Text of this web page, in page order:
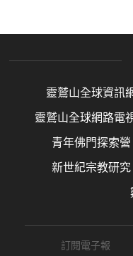
靈鷲山全球資訊
靈鷲山全球網路電
青年佛門探索營
新世紀宗教研究
訂閱電子報